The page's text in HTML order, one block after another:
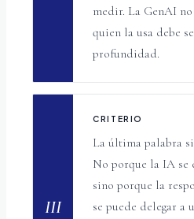
medir. La GenAI
quien la usa debe
profundidad.
III
CRITERIO
La última palabra
No porque la IA se
sino porque la
se puede delegar a